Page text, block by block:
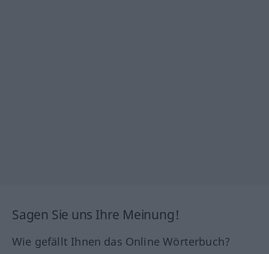
Sagen Sie uns Ihre Meinung!
Wie gefällt Ihnen das Online Wörterbuch?